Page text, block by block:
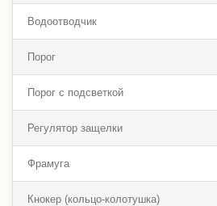
Водоотводчик
Порог
Порог с подсветкой
Регулятор защелки
Фрамуга
Кнокер (кольцо-колотушка)